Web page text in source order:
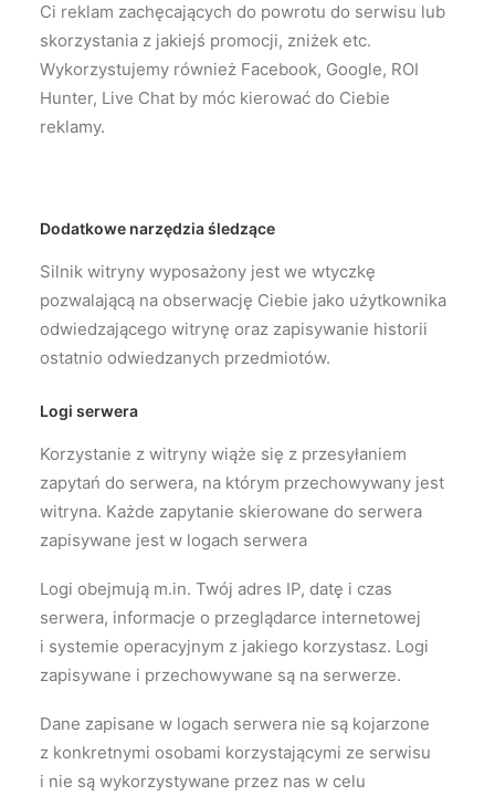
Ci reklam zachęcających do powrotu do serwisu lub
skorzystania z jakiejś promocji, zniżek etc.
Wykorzystujemy również Facebook, Google, ROI
Hunter, Live Chat by móc kierować do Ciebie
reklamy.
Dodatkowe narzędzia śledzące
Silnik witryny wyposażony jest we wtyczkę
pozwalającą na obserwację Ciebie jako użytkownika
odwiedzającego witrynę oraz zapisywanie historii
ostatnio odwiedzanych przedmiotów.
Logi serwera
Korzystanie z witryny wiąże się z przesyłaniem
zapytań do serwera, na którym przechowywany jest
witryna. Każde zapytanie skierowane do serwera
zapisywane jest w logach serwera
Logi obejmują m.in. Twój adres IP, datę i czas
serwera, informacje o przeglądarce internetowej
i systemie operacyjnym z jakiego korzystasz. Logi
zapisywane i przechowywane są na serwerze.
Dane zapisane w logach serwera nie są kojarzone
z konkretnymi osobami korzystającymi ze serwisu
i nie są wykorzystywane przez nas w celu